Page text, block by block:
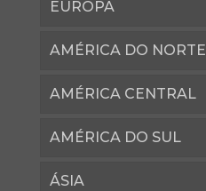
EUROPA
AMÉRICA DO NORTE
AMÉRICA CENTRAL
AMÉRICA DO SUL
ÁSIA